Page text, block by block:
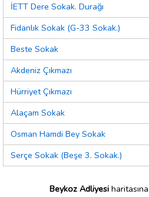
İETT Dere Sokak. Durağı
Fidanlık Sokak (G-33 Sokak.)
Beste Sokak
Akdeniz Çıkmazı
Hürriyet Çıkmazı
Alaçam Sokak
Osman Hamdi Bey Sokak
Serçe Sokak (Beşe 3. Sokak.)
Beykoz Adliyesi